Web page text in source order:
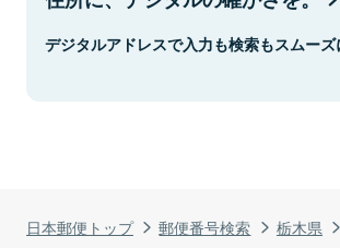
日本郵便トップ 郵便番号検索 栃木県
デジタルアドレスで入力も検索もスムーズ